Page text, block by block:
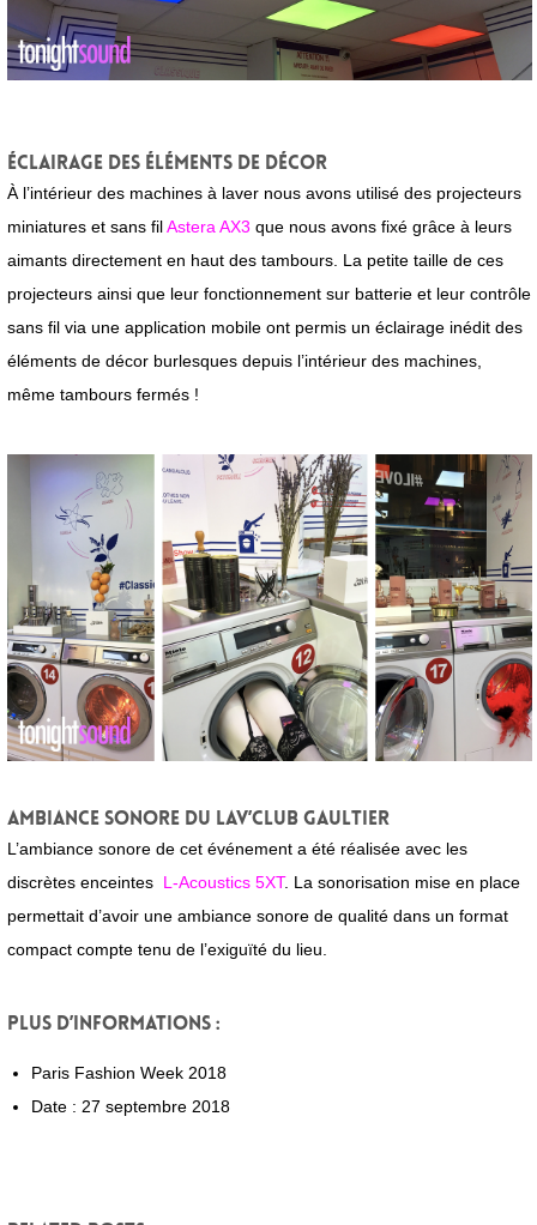
Éclairage des éléments de décor
À l’intérieur des machines à laver nous avons utilisé des projecteurs
miniatures et sans filAstera AX3 que nous avons fixé grâce à leurs
aimants directement en haut des tambours. La petite taille de ces
projecteurs ainsi que leur fonctionnement sur batterie et leur contrôle
sans fil via une application mobile ont permis un éclairage inédit des
éléments de décor burlesques depuis l’intérieur des machines,
même tambours fermés !
Ambiance sonore du Lav’Club Gaultier
L’ambiance sonore de cet événement a été réalisée avec les
discrètes enceintes L-Acoustics 5XT. La sonorisation mise en place
permettait d’avoir une ambiance sonore de qualité dans un format
compact compte tenu de l’exiguïté du lieu.
Plus d’informations :
Paris Fashion Week 2018
Date : 27 septembre 2018